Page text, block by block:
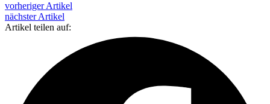
vorheriger Artikel
nächster Artikel
Artikel teilen auf: